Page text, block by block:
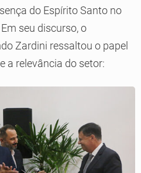
do Espírito Santo no
seu discurso, o
Zardini ressaltou o papel
a relevância do setor: